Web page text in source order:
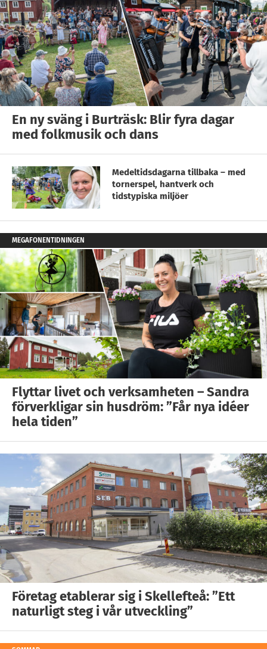
En ny sväng i Burträsk: Blir fyra dagar
med folkmusik och dans
Medeltidsdagarna tillbaka – med
tornerspel, hantverk och
tidstypiska miljöer
MEGAFONENTIDNINGEN
Flyttar livet och verksamheten – Sandra
förverkligar sin husdröm: ”Får nya idéer
hela tiden”
Företag etablerar sig i Skellefteå: ”Ett
naturligt steg i vår utveckling”